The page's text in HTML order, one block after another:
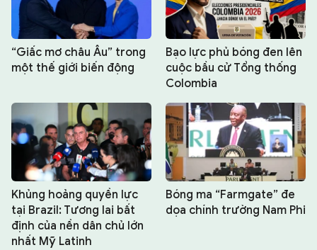
“Giấc mơ châu Âu” trong
một thế giới biến động
Bạo lực phủ bóng đen lên
cuộc bầu cử Tổng thống
Colombia
Khủng hoảng quyền lực
tại Brazil: Tương lai bất
định của nền dân chủ lớn
nhất Mỹ Latinh
Bóng ma “Farmgate” đe
dọa chính trường Nam Phi